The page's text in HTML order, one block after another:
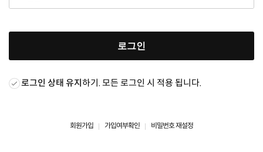
로그인
로그인 상태 유지하기. 모든 로그인 시 적용 됩니다.
회원가입 가입여부확인 비밀번호 재설정